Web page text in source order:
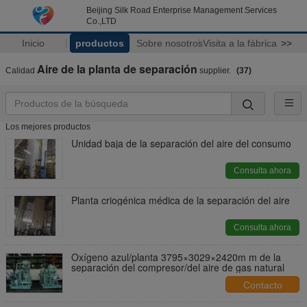
Beijing Silk Road Enterprise Management Services
Co.,LTD
Inicio productos Sobre nosotrosVisita a la fábrica >>
Calidad Aire de la planta de separación supplier. (37)
Los mejores productos
Unidad baja de la separación del aire del consumo
Consulta ahora
Planta criogénica médica de la separación del aire
Consulta ahora
Oxígeno azul/planta 3795×3029×2420m m de la
separación del compresor/del aire de gas natural
Contacto